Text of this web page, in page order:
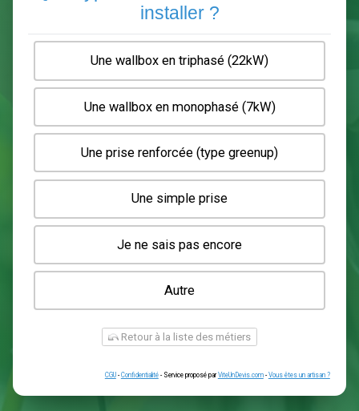
2 3 6
Quel type de borne souhaitez-
installer ?
Une wallbox en triphasé (22kW)
Une wallbox en monophasé (7kW)
Une prise renforcée (type greenup)
Une simple prise
Je ne sais pas encore